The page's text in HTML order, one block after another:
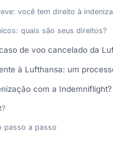
você tem direito à
quais são seus direitos?
de voo cancelado da
à Lufthansa: um
com a Indemniflight?
passo a passo